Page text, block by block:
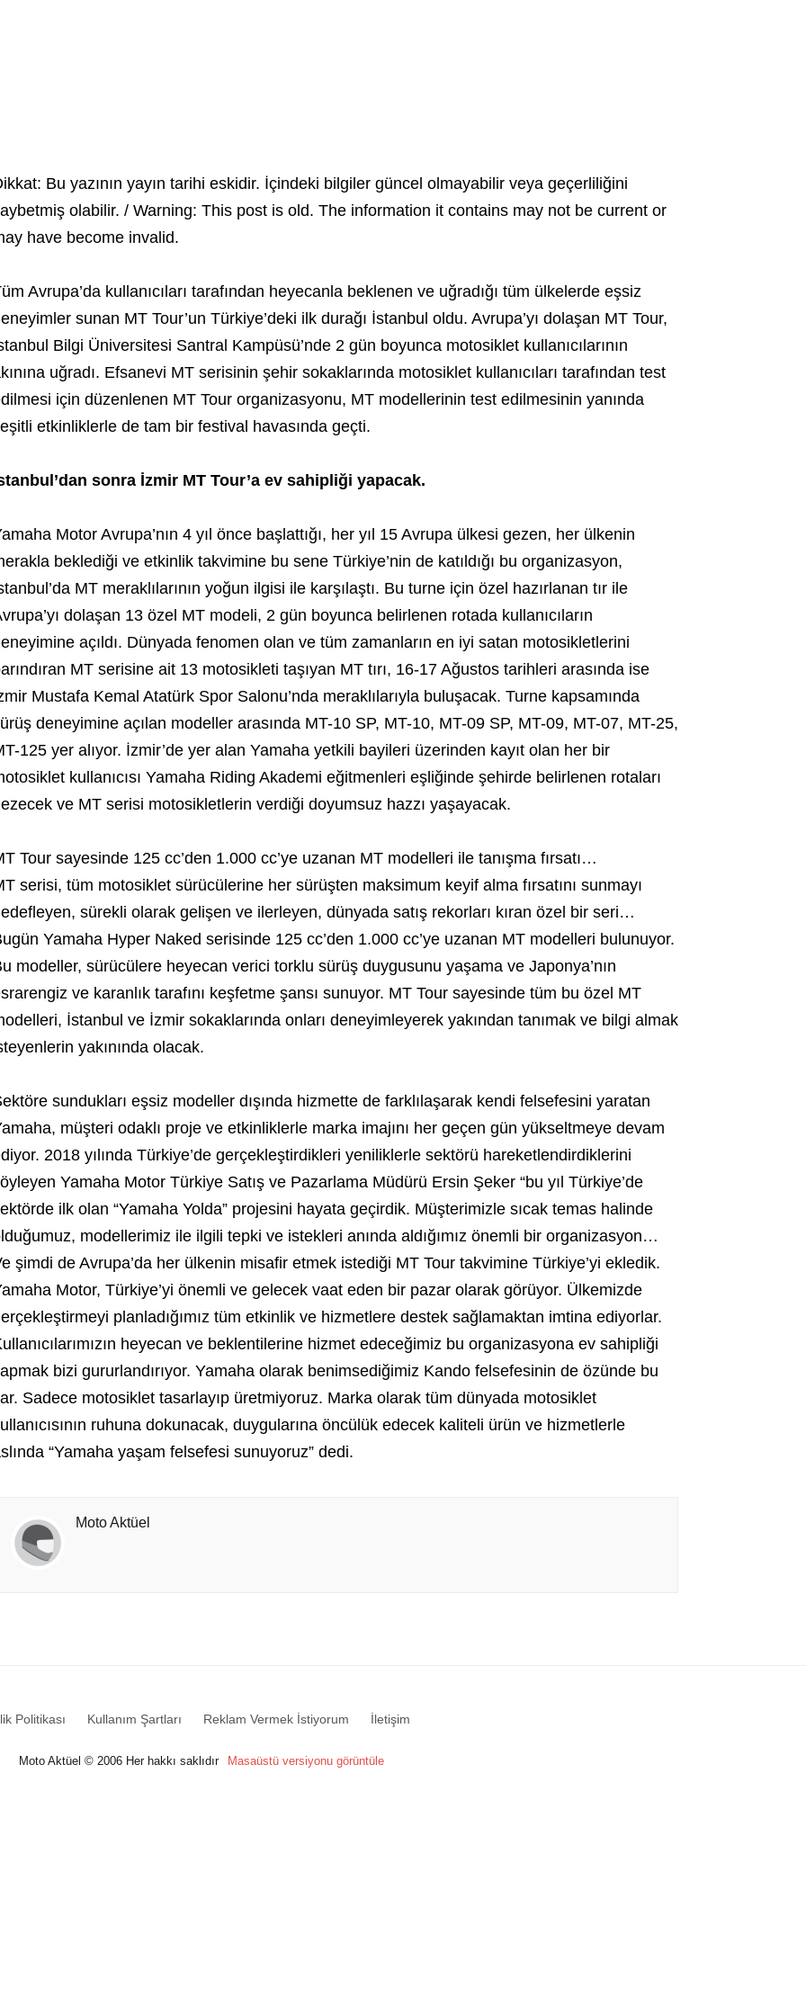
Bu yazının yayın tarihi eskidir. İçindeki bilgiler güncel olmayabilir veya geçerliliğini
olabilir. / Warning: This post is old. The information it contains may not be current or
have become invalid.
Avrupa’da kullanıcıları tarafından heyecanla beklenen ve uğradığı tüm ülkelerde eşsiz
sunan MT Tour’un Türkiye’deki ilk durağı İstanbul oldu. Avrupa’yı dolaşan MT Tour,
Bilgi Üniversitesi Santral Kampüsü’nde 2 gün boyunca motosiklet kullanıcılarının
uğradı. Efsanevi MT serisinin şehir sokaklarında motosiklet kullanıcıları tarafından test
için düzenlenen MT Tour organizasyonu, MT modellerinin test edilmesinin yanında
etkinliklerle de tam bir festival havasında geçti.
sonra İzmir MT Tour’a ev sahipliği yapacak.
Motor Avrupa’nın 4 yıl önce başlattığı, her yıl 15 Avrupa ülkesi gezen, her ülkenin
beklediği ve etkinlik takvimine bu sene Türkiye’nin de katıldığı bu organizasyon,
MT meraklılarının yoğun ilgisi ile karşılaştı. Bu turne için özel hazırlanan tır ile
dolaşan 13 özel MT modeli, 2 gün boyunca belirlenen rotada kullanıcıların
açıldı. Dünyada fenomen olan ve tüm zamanların en iyi satan motosikletlerini
MT serisine ait 13 motosikleti taşıyan MT tırı, 16-17 Ağustos tarihleri arasında ise
Mustafa Kemal Atatürk Spor Salonu’nda meraklılarıyla buluşacak. Turne kapsamında
deneyimine açılan modeller arasında MT-10 SP, MT-10, MT-09 SP, MT-09, MT-07, MT-25,
125 yer alıyor. İzmir’de yer alan Yamaha yetkili bayileri üzerinden kayıt olan her bir
kullanıcısı Yamaha Riding Akademi eğitmenleri eşliğinde şehirde belirlenen rotaları
ve MT serisi motosikletlerin verdiği doyumsuz hazzı yaşayacak.
Tour sayesinde 125 cc’den 1.000 cc’ye uzanan MT modelleri ile tanışma fırsatı…
serisi, tüm motosiklet sürücülerine her sürüşten maksimum keyif alma fırsatını sunmayı
sürekli olarak gelişen ve ilerleyen, dünyada satış rekorları kıran özel bir seri…
Yamaha Hyper Naked serisinde 125 cc’den 1.000 cc’ye uzanan MT modelleri bulunuyor.
modeller, sürücülere heyecan verici torklu sürüş duygusunu yaşama ve Japonya’nın
ve karanlık tarafını keşfetme şansı sunuyor. MT Tour sayesinde tüm bu özel MT
İstanbul ve İzmir sokaklarında onları deneyimleyerek yakından tanımak ve bilgi almak
yakınında olacak.
sundukları eşsiz modeller dışında hizmette de farklılaşarak kendi felsefesini yaratan
müşteri odaklı proje ve etkinliklerle marka imajını her geçen gün yükseltmeye devam
2018 yılında Türkiye’de gerçekleştirdikleri yeniliklerle sektörü hareketlendirdiklerini
Yamaha Motor Türkiye Satış ve Pazarlama Müdürü Ersin Şeker “bu yıl Türkiye’de
ilk olan “Yamaha Yolda” projesini hayata geçirdik. Müşterimizle sıcak temas halinde
modellerimiz ile ilgili tepki ve istekleri anında aldığımız önemli bir organizasyon…
şimdi de Avrupa’da her ülkenin misafir etmek istediği MT Tour takvimine Türkiye’yi ekledik.
Motor, Türkiye’yi önemli ve gelecek vaat eden bir pazar olarak görüyor. Ülkemizde
planladığımız tüm etkinlik ve hizmetlere destek sağlamaktan imtina ediyorlar.
heyecan ve beklentilerine hizmet edeceğimiz bu organizasyona ev sahipliği
bizi gururlandırıyor. Yamaha olarak benimsediğimiz Kando felsefesinin de özünde bu
Sadece motosiklet tasarlayıp üretmiyoruz. Marka olarak tüm dünyada motosiklet
ruhuna dokunacak, duygularına öncülük edecek kaliteli ürün ve hizmetlerle
“Yamaha yaşam felsefesi sunuyoruz” dedi.
Moto Aktüel
Politikası Kullanım Şartları Reklam Vermek İstiyorum İletişim
Moto Aktüel © 2006 Her hakkı saklıdır Masaüstü versiyonu görüntüle